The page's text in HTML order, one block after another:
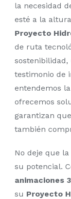
la necesidad
esté a la
Proyecto
de ruta
testimonio de
entendemos
ofrecemos
garantizan
también
No deje que
su potencial.
animaciones
su Proyecto